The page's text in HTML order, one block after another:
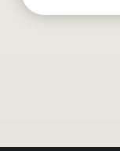
améliorer